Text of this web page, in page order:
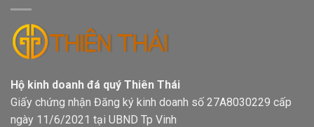
Hộ kinh doanh đá quý Thiên Thái
Giấy chứng nhận Đăng ký kinh doanh số 27A8030229 cấp
ngày 11/6/2021 tại UBND Tp Vinh